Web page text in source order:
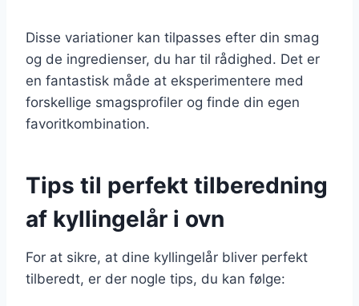
Disse variationer kan tilpasses efter din smag
og de ingredienser, du har til rådighed. Det er
en fantastisk måde at eksperimentere med
forskellige smagsprofiler og finde din egen
favoritkombination.
Tips til perfekt tilberedning
af kyllingelår i ovn
For at sikre, at dine kyllingelår bliver perfekt
tilberedt, er der nogle tips, du kan følge: